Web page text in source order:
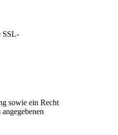
SSL-
sowie ein Recht